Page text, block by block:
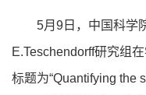
5月9日，中国科学院
E.Teschendorff研究组在
标题为“Quantifying the